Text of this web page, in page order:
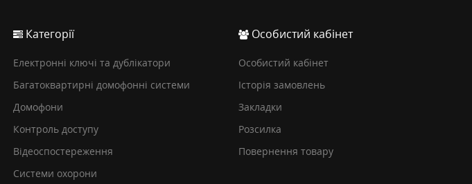
Категорії
Електронні ключі та дублікатори
Багатоквартирні домофонні системи
Домофони
Контроль доступу
Відеоспостереження
Системи охорони
Особистий кабінет
Особистий кабінет
Історія замовлень
Закладки
Розсилка
Повернення товару